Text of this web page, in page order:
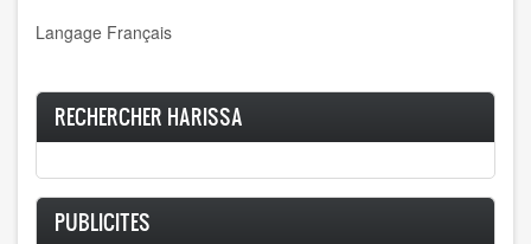
Langage Français
RECHERCHER HARISSA
PUBLICITES